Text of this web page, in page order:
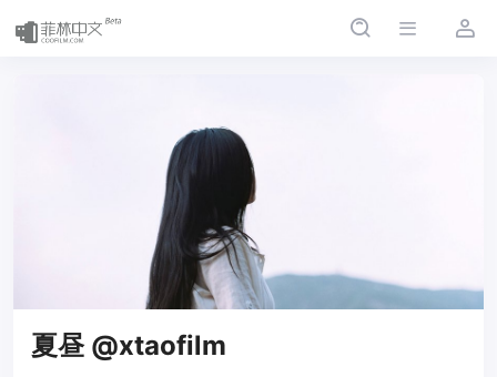
夏昼 @xtaofilm